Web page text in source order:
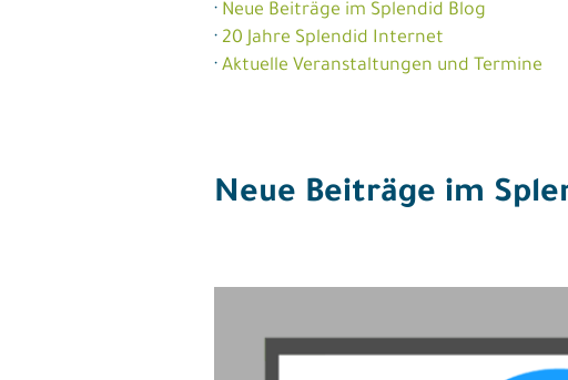
· Neue Beiträge im Splendid Blog
· 20 Jahre Splendid Internet
· Aktuelle Veranstaltungen und Termine
Neue Beiträge im